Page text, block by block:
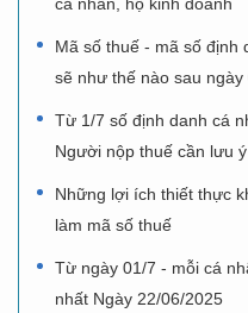
Mã số thuế - mã số định
sẽ như thế nào sau ngày
Từ 1/7 số định danh cá
Người nộp thuế cần lưu
Những lợi ích thiết thực
làm mã số thuế
Từ ngày 01/7 - mỗi cá
nhất Ngày 22/06/2025